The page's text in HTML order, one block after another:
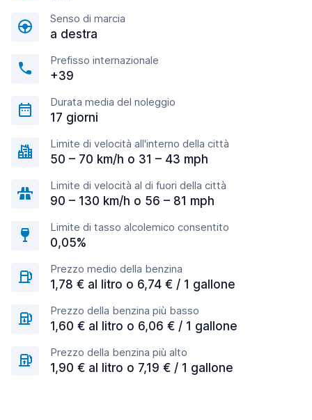
Senso di marcia
a destra
Prefisso internazionale
+39
Durata media del noleggio
17 giorni
Limite di velocità all'interno della città
50 – 70 km/h o 31 – 43 mph
Limite di velocità al di fuori della città
90 – 130 km/h o 56 – 81 mph
Limite di tasso alcolemico consentito
0,05%
Prezzo medio della benzina
1,78 € al litro o 6,74 € / 1 gallone
Prezzo della benzina più basso
1,60 € al litro o 6,06 € / 1 gallone
Prezzo della benzina più alto
1,90 € al litro o 7,19 € / 1 gallone